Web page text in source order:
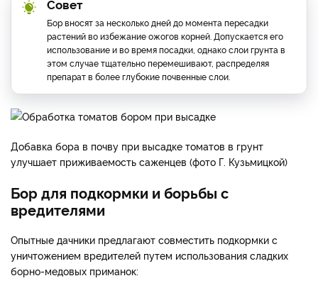
Совет
Бор вносят за несколько дней до момента пересадки
растений во избежание ожогов корней. Допускается его
использование и во время посадки, однако слои грунта в
этом случае тщательно перемешивают, распределяя
препарат в более глубокие почвенные слои.
Добавка бора в почву при высадке томатов в грунт
улучшает приживаемость саженцев (фото Г. Кузьмицкой)
Бор для подкормки и борьбы с
вредителями
Опытные дачники предлагают совместить подкормки с
уничтожением вредителей путем использования сладких
борно-медовых приманок: